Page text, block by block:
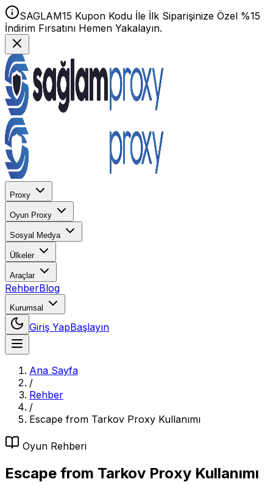
SAGLAM15 Kupon Kodu İle İlk Siparişinize Özel %15
İndirim Fırsatını Hemen Yakalayın.
Proxy
Oyun Proxy
Sosyal Medya
Ülkeler
Araçlar
RehberBlog
Kurumsal
Giriş YapBaşlayın
Ana Sayfa
/
Rehber
/
Escape from Tarkov Proxy Kullanımı
Oyun Rehberi
Escape from Tarkov Proxy Kullanımı